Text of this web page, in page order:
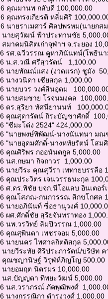
คุณมานพ กลับดี 100,000.00
คุณทรงเกียรติ หลิ่มศิริ
นายราเมศวร์ ศิลปพรหม(นายกส
นายสุวัฒน์ ฟ้าประทานชัย
สมาคมนิสิตเก่าจุฬาฯ จ.ระยอง
รศ.ฉวีวรรณ คูหาภินันทน์(โพธิน
น.ส.วณี ศรีสุวรัตน์ 1,100.00
นายพัณณ์แสง (งวดแรก) ชูมัง
นางวนิดา เซียสกุล 1,000.00
นายบวร วงศ์สินอุดม
นายสมชาย โรจนมงคล
ดร.สุริยา ทัศนียานนท์
คุณสุดารัตน์ ถิระบัญชาศักดิ์
"ซีมะโด่ง 2524" 424,000.00
"นายพงษ์พิพัฒน์-นางนันทนา มณ
"นายอุดมศักดิ์-นางหทัยรัตน์ โสม
คุณศิริพร กออนันตกูล 5,000.00
นส.กษมา กิจถาวร 1,000.00
นายวีระ คุณสุวีรา เพทายบรรลือ
คุณประวิตร เจนวรรธนะกุล
ศ.ดร.พิชัย บจก.นีโอแลบ อินเตอ
คุณโสภณ-กนกวรรณ สิกขโกศล
นายอภินันท์ ซื่อธานุวงศ์
ผศ.ศักดิ์ชัย สุริยจันทราทอง
นพ.วรวิทย์ ลิมปิวรรณ 1,000.00
คุณสุพินดา เพชรจอม 5,000.00
นายนคร ไพศาลกิตติสกุล
นายวีระทัย ศิริประภารัตน์/บริษัท
คุณชญานิษฐ์ วิรุฬห์ภิญโญ 500.00
นายอมฤต นิตรมร 10,000.00
นส.ปัญญดา ทิพยะวัฒน์ 5,000.00
นส.วราภรณ์ ภัคพุฒิพงศ์
นางกรรณิกา ดำรงวงศ์ 1,000.00